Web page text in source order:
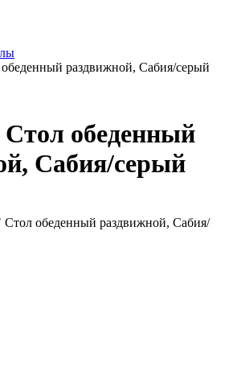
раздвижной, Сабия/серый
обеденный
Сабия/серый
обеденный раздвижной, Сабия/